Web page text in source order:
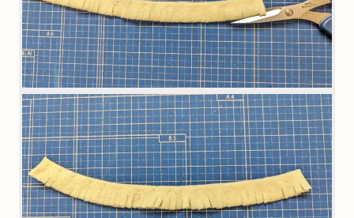
4．輪になっている部分を切る。